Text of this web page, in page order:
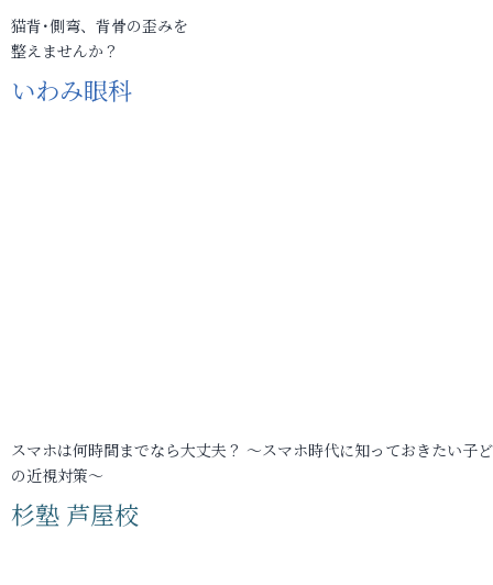
猫背･側弯、背骨の歪みを
整えませんか？
いわみ眼科
スマホは何時間までなら大丈夫？ ～スマホ時代に知っておきたい子
の近視対策～
杉塾 芦屋校